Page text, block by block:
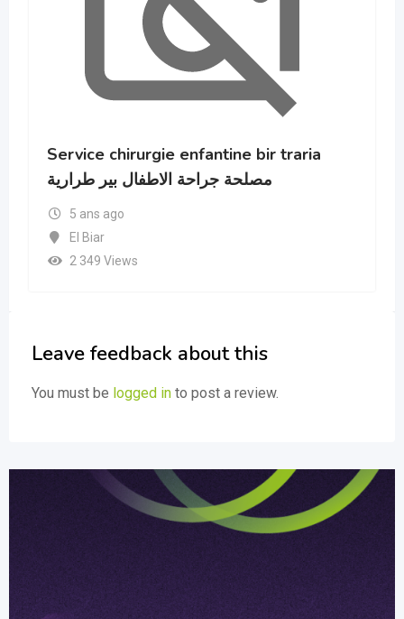
Service chirurgie enfantine bir traria
مصلحة جراحة الاطفال بير طرارية
5 ans ago
El Biar
2 349 Views
Leave feedback about this
You must be logged in to post a review.